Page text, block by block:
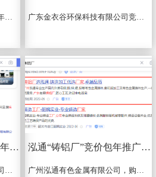
广州市励达丰有限公司竞价包年推广主词:喷码机、喷码机厂家，赠送词：喷码机耗材、喷码机墨水... 广东金衣谷环保科技有限公司竞价包年推广，关键词：氨氮去除剂厂家、重金属捕捉剂、除磷剂...
乾盛“钢结构工程”竞价包年推广上线啦
东莞市乾盛钢结构工程有限公司竞价包年推广关键词：东莞钢结构、东莞钢结构工程、中山钢结构、惠州钢结构、江门钢结构、深圳钢结构...
泓通“铸铝厂”竞价包年推广上线啦
广州泓通有色金属有限公司，购买：铸铝厂，赠送：铸造厂、重力铸造厂，推广地区：广东省7*24小时，365天...